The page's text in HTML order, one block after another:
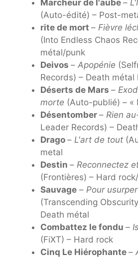
Marcheur de l'aube –
(Auto-édité) – Post-
rite de mort – Fièvre
(Into Endless Chaos
métal/punk
Deivos – Apopénie
Records) – Death métal
Déserts de Mars –
morte (Auto-publié) – «
Désentomber – Rien
Leader Records) –
Drago – L'art de tout
metal
Destin – Reconnectez
(Frontières) – Hard
Sauvage – Pour
(Transcending
Death métal
Combattez le fondu –
(FiXT) – Hard rock
Cinq Le Hiérophante –